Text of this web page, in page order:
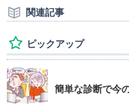
関連記事
ピックアップ
簡単な診断で今